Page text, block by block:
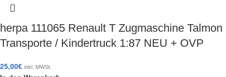
herpa 111065 Renault T Zugmaschine Talmon
Transporte / Kindertruck 1:87 NEU + OVP
25,00€ inkl. MWSt.